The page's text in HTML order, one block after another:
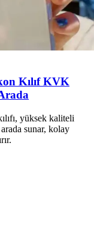
Kılıf KVK
yüksek kaliteli
sunar, kolay